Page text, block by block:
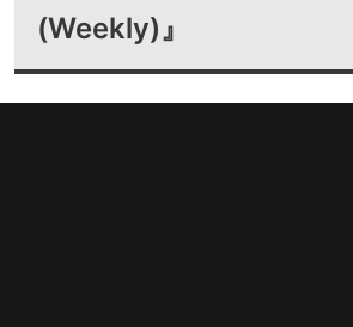
(Weekly)』